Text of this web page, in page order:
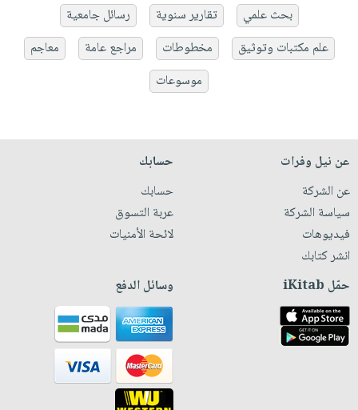
بحث علمي تقارير سنوية
رسائل جامعية
علم مكتبات وتوثيق
مخطوطات مراجع عامة
معاجم
موسوعات
عن نيل وفرات
عن الشركة
سياسة الشركة
فيديوهات
انشر كتابك
حسابك
حسابك
عربة التسوق
لائحة الأمنيات
حمّل iKitab وسائل الدفع